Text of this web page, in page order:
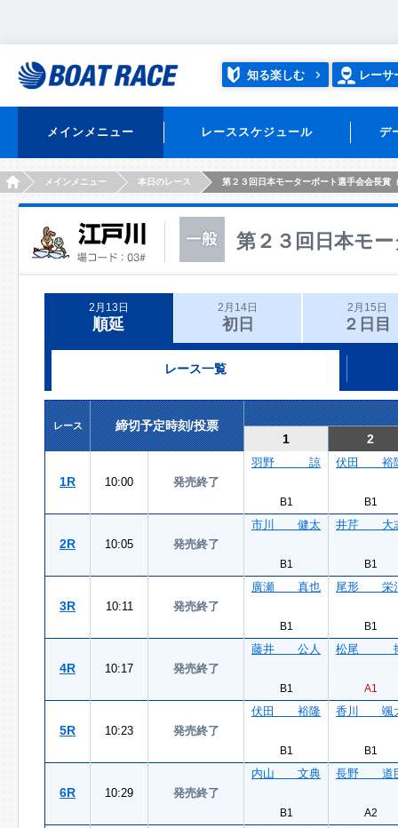
知る楽しむ レーサ
メインメニュー レーススケジュール デ
HOMEメインメニュー 本日のレース 第２３回日本モーターボート選手会会長賞
第２３回日本モ
2月13日
順延
2月14日
初日
2月15日
２日目
レース一覧
レース
締切予定時刻/投票
1
2
1R 10:00 発売終了
羽野 諒
B1
伏田 裕
B1
2R 10:05 発売終了
市川 健太
B1
井芹 大
B1
3R 10:11 発売終了
廣瀬 真也
B1
尾形 栄
B1
4R 10:17 発売終了
藤井 公人
B1
松尾
A1
5R 10:23 発売終了
伏田 裕隆
B1
香川 颯
B1
6R 10:29 発売終了
内山 文典
B1
長野 道
A2